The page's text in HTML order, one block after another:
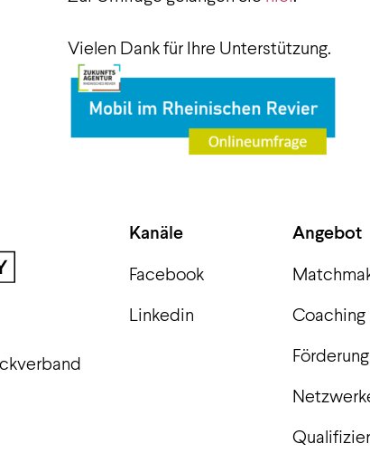
Vielen Dank für Ihre Unterstützung.
Kanäle
Facebook
Linkedin
Angebot
Coaching
Förderung